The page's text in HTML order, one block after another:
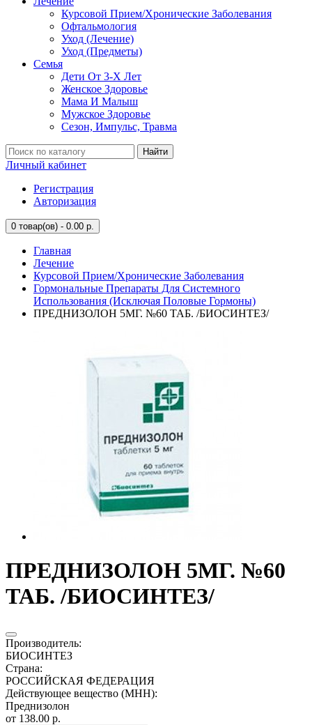
Курсовой Прием/Хронические Заболевания
Офтальмология
Уход (Лечение)
Уход (Предметы)
Семья
Дети От 3-Х Лет
Женское Здоровье
Мама И Малыш
Мужское Здоровье
Сезон, Импульс, Травма
Найти
Личный кабинет
Регистрация
Авторизация
0 товар(ов) - 0.00 р.
Главная
Лечение
Курсовой Прием/Хронические Заболевания
Гормональные Препараты Для Системного
Использования (Исключая Половые Гормоны)
ПРЕДНИЗОЛОН 5МГ. №60 ТАБ. /БИОСИНТЕЗ/
ПРЕДНИЗОЛОН 5МГ. №60
ТАБ. /БИОСИНТЕЗ/
Производитель:
БИОСИНТЕЗ
Страна:
РОССИЙСКАЯ ФЕДЕРАЦИЯ
Действующее вещество (МНН):
Преднизолон
от 138.00 р.